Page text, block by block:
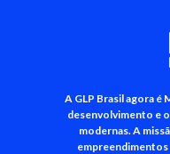
A GLP Brasil agora é
desenvolvimento e
modernas. A
empreendimentos